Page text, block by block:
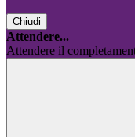
Chiudi
Attendere...
Attendere il